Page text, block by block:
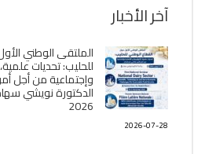
آخر الأخبار
الملتقى الوطني
للحليب: تحديات
وإجتماعية من أجل
2026
2026-07-28